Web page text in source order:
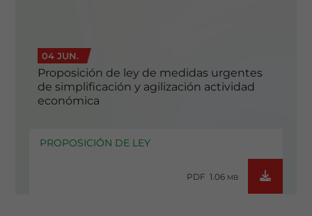
04 JUN.
Proposición de ley de medidas urgentes
de simplificación y agilización actividad
económica
PROPOSICIÓN DE LEY
PDF 1.06 MB